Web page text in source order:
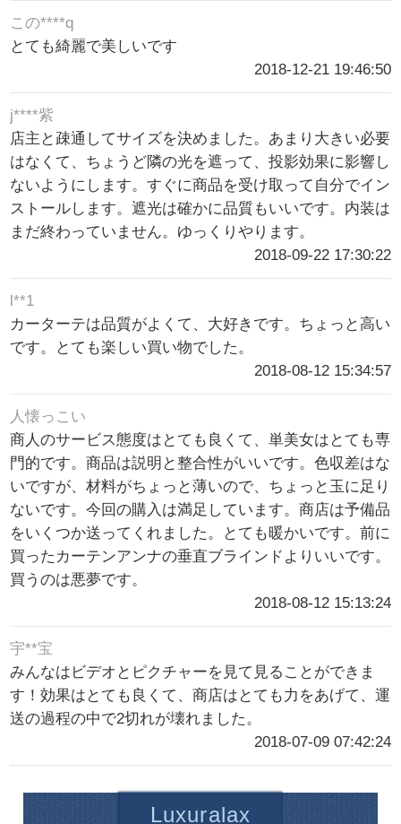
この****q
とても綺麗で美しいです
2018-12-21 19:46:50
j****紫
店主と疎通してサイズを決めました。あまり大きい必要
はなくて、ちょうど隣の光を遮って、投影効果に影響し
ないようにします。すぐに商品を受け取って自分でイン
ストールします。遮光は確かに品質もいいです。内装は
まだ終わっていません。ゆっくりやります。
2018-09-22 17:30:22
l**1
カーターテは品質がよくて、大好きです。ちょっと高い
です。とても楽しい買い物でした。
2018-08-12 15:34:57
人懐っこい
商人のサービス態度はとても良くて、単美女はとても専
門的です。商品は説明と整合性がいいです。色収差はな
いですが、材料がちょっと薄いので、ちょっと玉に足り
ないです。今回の購入は満足しています。商店は予備品
をいくつか送ってくれました。とても暖かいです。前に
買ったカーテンアンナの垂直ブラインドよりいいです。
買うのは悪夢です。
2018-08-12 15:13:24
宇**宝
みんなはビデオとピクチャーを見て見ることができま
す！効果はとても良くて、商店はとても力をあげて、運
送の過程の中で2切れが壊れました。
2018-07-09 07:42:24
Luxuralax